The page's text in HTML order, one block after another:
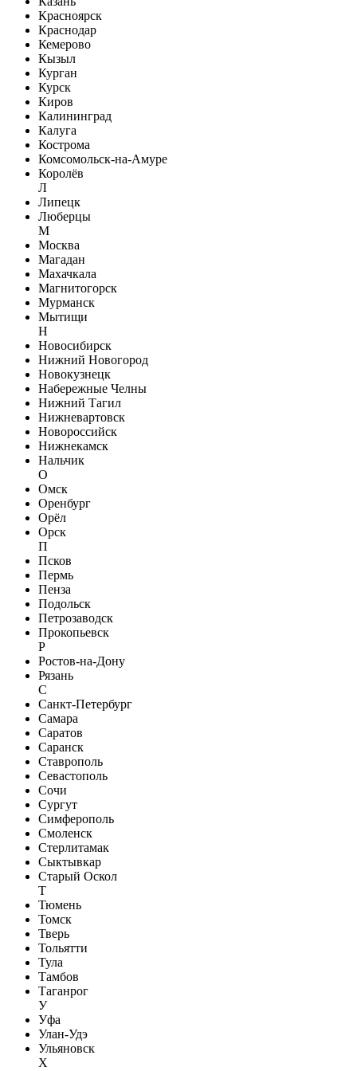
Красноярск
Краснодар
Кемерово
Кызыл
Курган
Курск
Киров
Калининград
Калуга
Кострома
Комсомольск-на-Амуре
Королёв
Л
Липецк
Люберцы
М
Москва
Магадан
Махачкала
Магнитогорск
Мурманск
Мытищи
Н
Новосибирск
Нижний Новогород
Новокузнецк
Набережные Челны
Нижний Тагил
Нижневартовск
Новороссийск
Нижнекамск
Нальчик
О
Омск
Оренбург
Орёл
Орск
П
Псков
Пермь
Пенза
Подольск
Петрозаводск
Прокопьевск
Р
Ростов-на-Дону
Рязань
С
Санкт-Петербург
Самара
Саратов
Саранск
Ставрополь
Севастополь
Сочи
Сургут
Симферополь
Смоленск
Стерлитамак
Сыктывкар
Старый Оскол
Т
Тюмень
Томск
Тверь
Тольятти
Тула
Тамбов
Таганрог
У
Уфа
Улан-Удэ
Ульяновск
Х